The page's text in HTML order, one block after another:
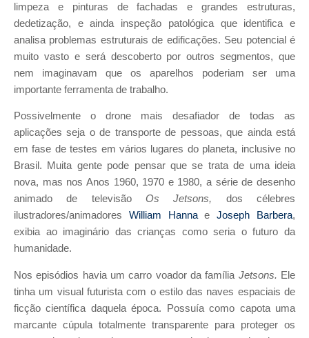
limpeza e pinturas de fachadas e grandes estruturas,
dedetização, e ainda inspeção patológica que identifica e
analisa problemas estruturais de edificações. Seu potencial é
muito vasto e será descoberto por outros segmentos, que
nem imaginavam que os aparelhos poderiam ser uma
importante ferramenta de trabalho.
Possivelmente o drone mais desafiador de todas as
aplicações seja o de transporte de pessoas, que ainda está
em fase de testes em vários lugares do planeta, inclusive no
Brasil. Muita gente pode pensar que se trata de uma ideia
nova, mas nos Anos 1960, 1970 e 1980, a série de desenho
animado de televisão Os Jetsons, dos célebres
ilustradores/animadores William HannaeJoseph Barbera,
exibia ao imaginário das crianças como seria o futuro da
humanidade.
Nos episódios havia um carro voador da família Jetsons. Ele
tinha um visual futurista com o estilo das naves espaciais de
ficção científica daquela época. Possuía como capota uma
marcante cúpula totalmente transparente para proteger os